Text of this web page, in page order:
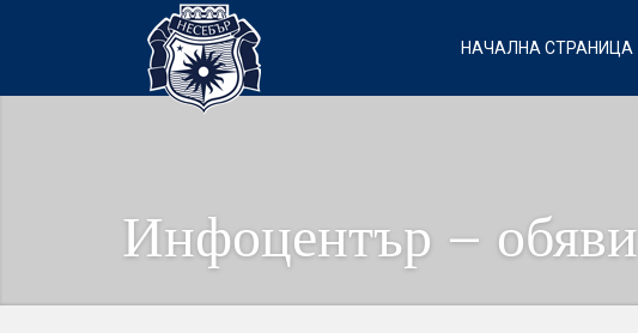
НАЧАЛНА СТРАНИЦА
Инфоцентър – обяви